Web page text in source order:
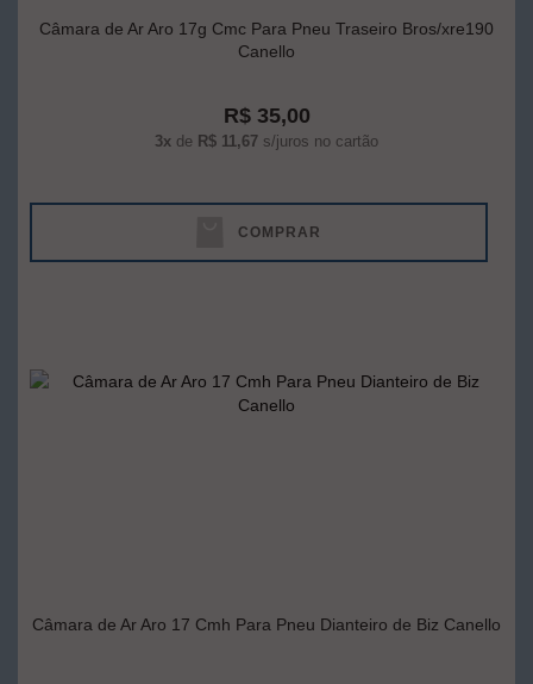
Câmara de Ar Aro 17g Cmc Para Pneu Traseiro Bros/xre190
Canello
R$ 35,00
3x de R$ 11,67 s/juros no cartão
COMPRAR
Câmara de Ar Aro 17 Cmh Para Pneu Dianteiro de Biz Canello